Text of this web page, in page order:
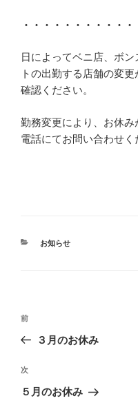
・・・・・・・・・・
日によってベニ店、ボ
トの出勤する店舗の変
確認ください。
勤務変更により、お休
電話にてお問い合わせく
カ
お知らせ
投
ビ
ゲ
前
の
稿
前
３月のお休み
次
の
次
５月のお休み